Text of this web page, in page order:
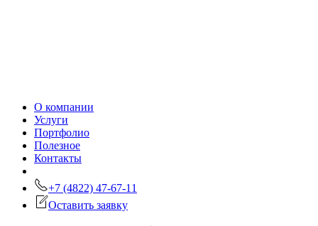
О компании
Услуги
Портфолио
Полезное
Контакты
+7 (4822) 47-67-11
Оставить заявку